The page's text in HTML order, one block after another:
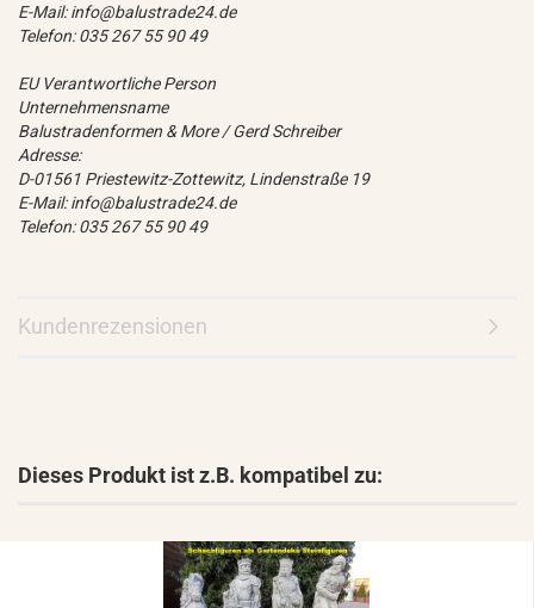
E-Mail: info@balustrade24.de
Telefon: 035 267 55 90 49
EU Verantwortliche Person
Unternehmensname
Balustradenformen & More / Gerd Schreiber
Adresse:
D-01561 Priestewitz-Zottewitz, Lindenstraße 19
E-Mail: info@balustrade24.de
Telefon: 035 267 55 90 49
Kundenrezensionen
Dieses Produkt ist z.B. kompatibel zu: